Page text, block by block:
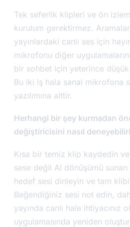
Tek seferlik klipleri ve ön
kurulum gerektirmez.
yayınlardaki canlı ses için
mikrofonu diğer
bir sohbet için yeterince
Bu iki iş hala sanal mikrofona
yazılımına aittir.
Herhangi bir şey kurmadan
değiştiricisini nasıl
Kısa bir temiz klip kaydedin
sese değil AI dönüşümü
hedef sesi dinleyin ve tam
Beğendiğiniz sesi not edin,
yayında canlı hale ihtiyacınız
uygulamasında yeniden